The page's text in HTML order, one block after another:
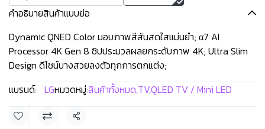
คำอธิบายสินค้าแบบย่อ
Dynamic QNED Color มอบภาพสีสันสดใสแม่นยำ; α7 AI
Processor 4K Gen 8 ชิปประมวลผลยกระดับภาพ 4K; Ultra Slim
Design ดีไซน์บางสวยลงตัวทุกการตกแต่ง;
แบรนด์: LGหมวดหมู่:สินค้าทั้งหมด,TV,QLED TV / Mini LED
แชร์